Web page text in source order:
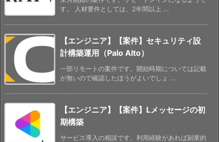
す。 人材要件としては、2年間以上 ...
【エンジニア】【案件】セキュリティ設
計構築運用（Palo Alto）
一部リモートの案件です。開始時期については記載
が無いので確認したほうがよいでしょ ...
【エンジニア】【案件】Lメッセージの初
期構築
サービス導入の相談です。利用経験があれば副業的